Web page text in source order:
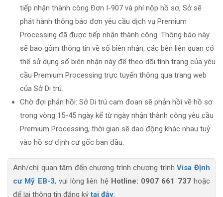
tiếp nhận thành công Đơn I-907 và phí nộp hồ sơ, Sở sẽ
phát hành thông báo đơn yêu cầu dịch vụ Premium
Processing đã được tiếp nhận thành công. Thông báo này
sẽ bao gồm thông tin về số biên nhận, các bên liên quan có
thể sử dụng số biên nhận này để theo dõi tình trạng của yêu
cầu Premium Processing trực tuyến thông qua trang web
của Sở Di trú.
Chờ đợi phản hồi: Sở Di trú cam đoan sẽ phản hồi về hồ sơ
trong vòng 15-45 ngày kể từ ngày nhận thành công yêu cầu
Premium Processing, thời gian sẽ dao động khác nhau tuỳ
vào hồ sơ định cư gốc ban đầu.
Anh/chị quan tâm đến chương trình chương trìnhVisa Định
cư Mỹ EB-3, vui lòng liên hệ Hotline: 0907 661 737hoặc
để lại thông tin đăng kýtại đây.